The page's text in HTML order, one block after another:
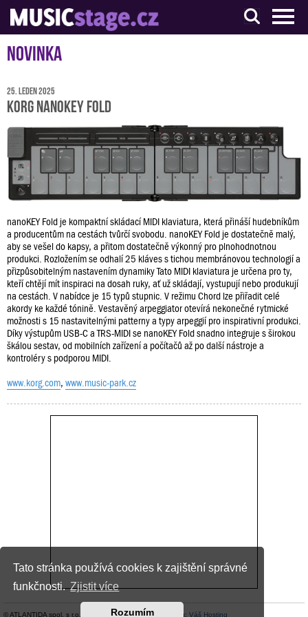
Tato stránka používá cookies k zajištění správné
funkčnosti.Zjistit více
Rozumím
S muzikanty pro muzikanty
Novinka
25. leden 2025
KORG nanoKEY Fold
nanoKEY Fold je kompaktní skládací MIDI klaviatura, která přináší hudebníkům
a producentům na cestách tvůrčí svobodu. nanoKEY Fold je dostatečně malý,
aby se vešel do kapsy, a přitom dostatečně výkonný pro plnohodnotnou
produkci. Rozložením se odhalí 25 kláves s tichou membránovou technologií a
přizpůsobitelným nastavením dynamiky Tato MIDI klaviatura je určena pro ty,
kteří chtějí mít inspiraci na dosah ruky, ať už skládají, vystupují nebo produkují
na cestách. V nabídce je 15 typů stupnic. V režimu Chord lze přiřadit celé
akordy ke každé tónině. Vestavěný arpeggiator otevírá nekonečné rytmické
možnosti s 15 nastavitelnými patterny a typy arpeggií pro inspirativní produkci.
Díky výstupům USB-C a TRS-MIDI se nanoKEY Fold snadno integruje s širokou
škálou sestav, od mobilních zařízení a počítačů až po další nástroje a
kontroléry s podporou MIDI.
www.korg.com, www.music-park.cz
© ATLANTIDA spol. s r.o. | Kontaktní údaje| Hosting: Váš Hosting